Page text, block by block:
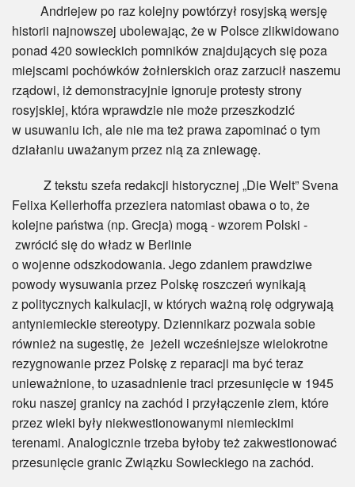
Andriejew po raz kolejny powtórzył rosyjską wersję
historii najnowszej ubolewając, że w Polsce zlikwidowano
ponad 420 sowieckich pomników znajdujących się poza
miejscami pochówków żołnierskich oraz zarzucił naszemu
rządowi, iż demonstracyjnie ignoruje protesty strony
rosyjskiej, która wprawdzie nie może przeszkodzić
w usuwaniu ich, ale nie ma też prawa zapominać o tym
działaniu uważanym przez nią za zniewagę.
Z tekstu szefa redakcji historycznej „Die Welt” Svena
Felixa Kellerhoffa przeziera natomiast obawa o to, że
kolejne państwa (np. Grecja) mogą - wzorem Polski -
zwrócić się do władz w Berlinie
o wojenne odszkodowania. Jego zdaniem prawdziwe
powody wysuwania przez Polskę roszczeń wynikają
z politycznych kalkulacji, w których ważną rolę odgrywają
antyniemieckie stereotypy. Dziennikarz pozwala sobie
również na sugestię, że jeżeli wcześniejsze wielokrotne
rezygnowanie przez Polskę z reparacji ma być teraz
unieważnione, to uzasadnienie traci przesunięcie w 1945
roku naszej granicy na zachód i przyłączenie ziem, które
przez wieki były niekwestionowanymi niemieckimi
terenami. Analogicznie trzeba byłoby też zakwestionować
przesunięcie granic Związku Sowieckiego na zachód.